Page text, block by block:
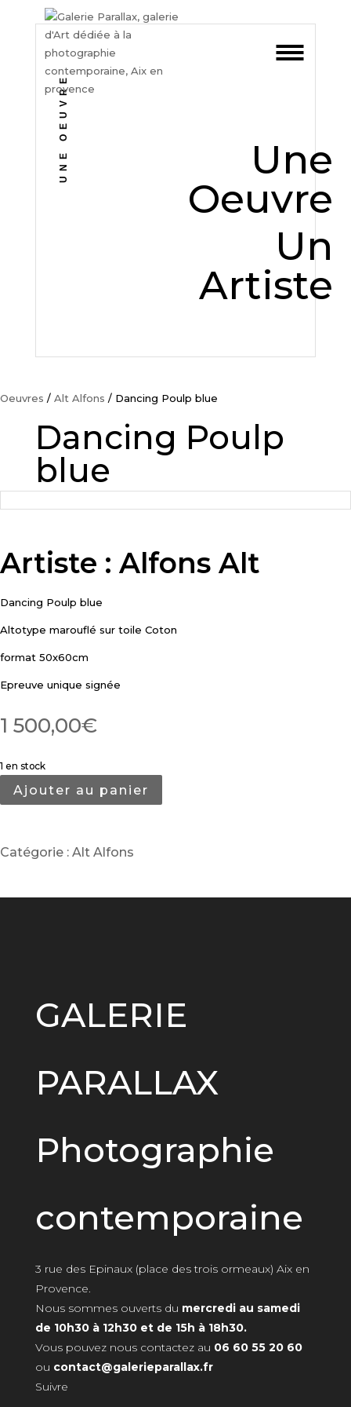
UNE OEUVRE
Une
Oeuvre
Un
Artiste
Oeuvres / Alt Alfons / Dancing Poulp blue
Dancing Poulp
blue
Artiste : Alfons Alt
Dancing Poulp blue
Altotype marouflé sur toile Coton
format 50x60cm
Epreuve unique signée
1 500,00€
1 en stock
Ajouter au panier
Catégorie : Alt Alfons
GALERIE
PARALLAX
Photographie
contemporaine
3 rue des Epinaux (place des trois ormeaux) Aix en
Provence.
Nous sommes ouverts du mercredi au samedi
de 10h30 à 12h30 et de 15h à 18h30.
Vous pouvez nous contactez au 06 60 55 20 60
ou contact@galerieparallax.fr
Suivre